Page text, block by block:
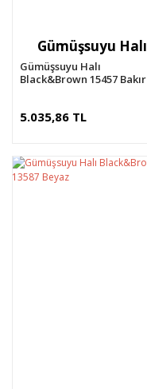
Gümüşsuyu Halı
Gümüşsuyu Halı
Black&Brown 15457 Bakır
5.035,86 TL